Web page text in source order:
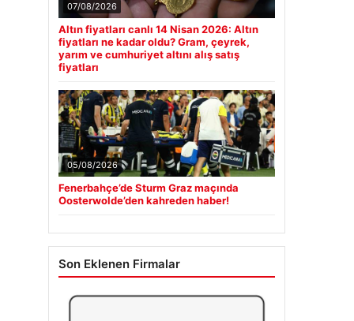
07/08/2026
Altın fiyatları canlı 14 Nisan 2026: Altın
fiyatları ne kadar oldu? Gram, çeyrek,
yarım ve cumhuriyet altını alış satış
fiyatları
05/08/2026
Fenerbahçe’de Sturm Graz maçında
Oosterwolde’den kahreden haber!
Son Eklenen Firmalar